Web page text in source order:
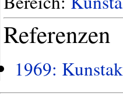
Referenzen
1969: